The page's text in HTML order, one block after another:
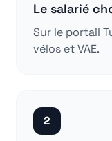
Le salarié
Sur le portail
vélos et VAE.
2